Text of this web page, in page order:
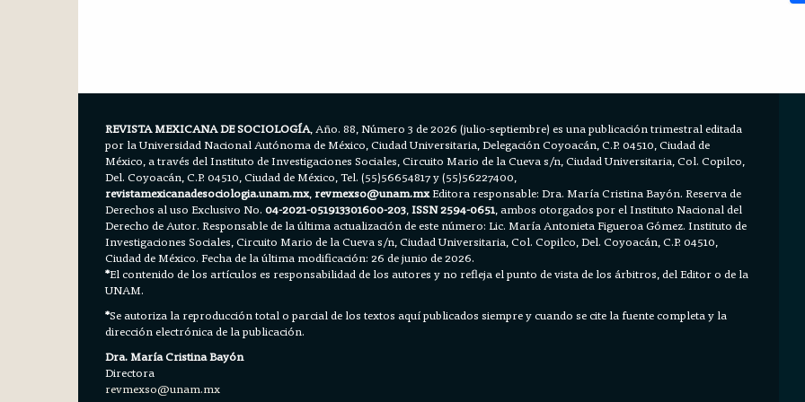
REVISTA MEXICANA DE SOCIOLOGÍA, Año. 88, Número 3 de 2026 (julio-septiembre) es una publicación trimestral editada
por la Universidad Nacional Autónoma de México, Ciudad Universitaria, Delegación Coyoacán, C.P. 04510, Ciudad de
México, a través del Instituto de Investigaciones Sociales, Circuito Mario de la Cueva s/n, Ciudad Universitaria, Col. Copilco,
Del. Coyoacán, C.P. 04510, Ciudad de México, Tel. (55)56654817 y (55)56227400,
revistamexicanadesociologia.unam.mx,revmexso@unam.mxEditora responsable: Dra. María Cristina Bayón. Reserva de
Derechos al uso Exclusivo No.04-2021-051913301600-203,ISSN 2594-0651, ambos otorgados por el Instituto Nacional del
Derecho de Autor. Responsable de la última actualización de este número: Lic. María Antonieta Figueroa Gómez. Instituto de
Investigaciones Sociales, Circuito Mario de la Cueva s/n, Ciudad Universitaria, Col. Copilco, Del. Coyoacán, C.P. 04510,
Ciudad de México. Fecha de la última modificación: 26 de junio de 2026.
*El contenido de los artículos es responsabilidad de los autores y no refleja el punto de vista de los árbitros, del Editor o de la
UNAM.
*Se autoriza la reproducción total o parcial de los textos aquí publicados siempre y cuando se cite la fuente completa y la
dirección electrónica de la publicación.
Dra. María Cristina Bayón
Directora
revmexso@unam.mx